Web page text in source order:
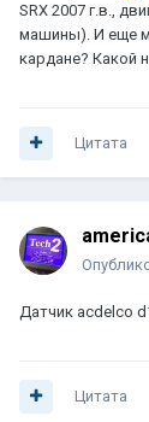
SRX 2007 г.в.,
машины). И еще
кардане? Какой
Цитата
Датчик acdelco
Цитата